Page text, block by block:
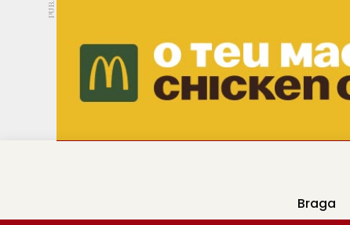
PUB.
Hoje 17ºC 25ºC DMtv
Braga